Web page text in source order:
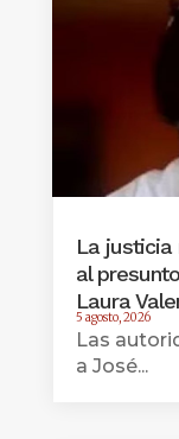
La justicia
al
Laura
5 agosto, 2026
Las
a José...